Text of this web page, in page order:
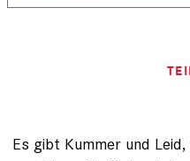
Es gibt Kummer und